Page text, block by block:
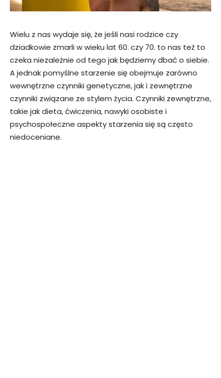
Wielu z nas wydaje się, że jeśli nasi rodzice czy
dziadkowie zmarli w wieku lat 60. czy 70. to nas też to
czeka niezależnie od tego jak będziemy dbać o siebie.
A jednak pomyślne starzenie się obejmuje zarówno
wewnętrzne czynniki genetyczne, jak i zewnętrzne
czynniki związane ze stylem życia. Czynniki zewnętrzne,
takie jak dieta, ćwiczenia, nawyki osobiste i
psychospołeczne aspekty starzenia się są często
niedoceniane.